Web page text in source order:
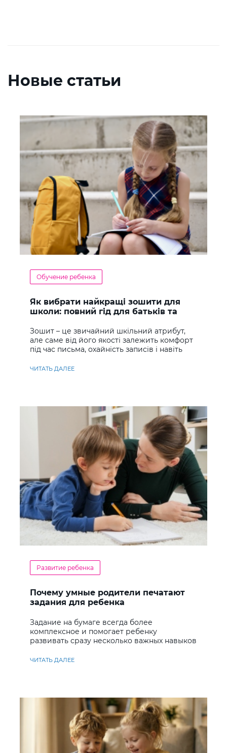
Новые статьи
Обучение ребенка
Як вибрати найкращі зошити для
школи: повний гід для батьків та
Зошит – це звичайний шкільний атрибут,
але саме від його якості залежить комфорт
під час письма, охайність записів і навіть
ЧИТАТЬ ДАЛЕЕ
Развитие ребенка
Почему умные родители печатают
задания для ребенка
Задание на бумаге всегда более
комплексное и помогает ребенку
развивать сразу несколько важных навыков
ЧИТАТЬ ДАЛЕЕ